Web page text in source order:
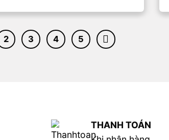
2 3 4 5
THANH TOÁN